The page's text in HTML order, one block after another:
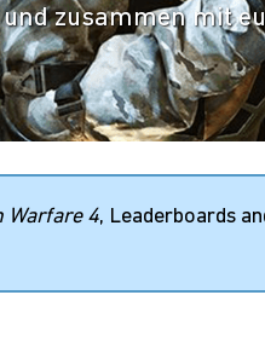
zusammen mit
Warfare 4, Leaderboards